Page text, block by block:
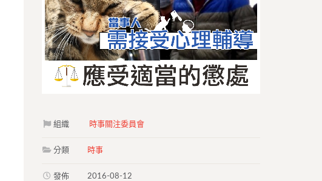
組織 時事關注委員會
分類 時事
發佈 2016-08-12